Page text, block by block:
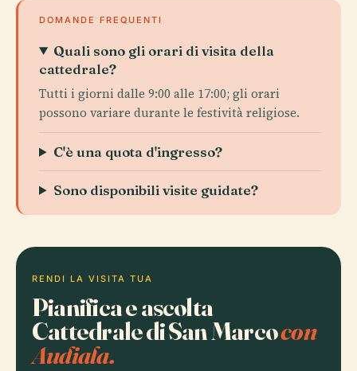
DOMANDE FREQUENTI
Quali sono gli orari di visita della
cattedrale?
Tutti i giorni dalle 9:00 alle 17:00; gli orari
possono variare durante le festività religiose.
C'è una quota d'ingresso?
Sono disponibili visite guidate?
RENDI LA VISITA TUA
Pianifica e ascolta
Cattedrale di San Marcocon
Audiala.